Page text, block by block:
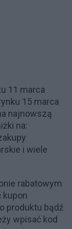
11 marca
15 marca
najnowszą
na:
i wiele
rabatowym
kupon
produktu bądź
wpisać kod